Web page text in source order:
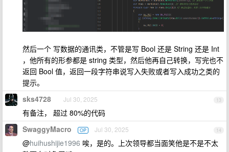
然后一个 写数据的通讯类，不管是写 Bool 还是 String 还是 Int
，他所有的形参都是 string 类型，然后他再自己转换，写完也不
返回 Bool 值，返回一段字符串说写入失败或者写入成功之类的
提示。
13
sks4728 Jul 30, 2025
有备注， 超过 80%的代码
14
SwaggyMacro OP Jul 30, 2025
@huihushijie1996 唉，是的。上次领导都当面笑他是不是不太